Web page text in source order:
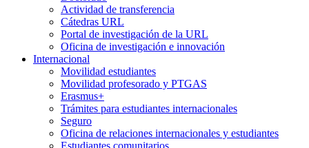
Actividad de transferencia
Cátedras URL
Portal de investigación de la URL
Oficina de investigación e innovación
Internacional
Movilidad estudiantes
Movilidad profesorado y PTGAS
Erasmus+
Trámites para estudiantes internacionales
Seguro
Oficina de relaciones internacionales y estudiantes
Estudiantes comunitarios